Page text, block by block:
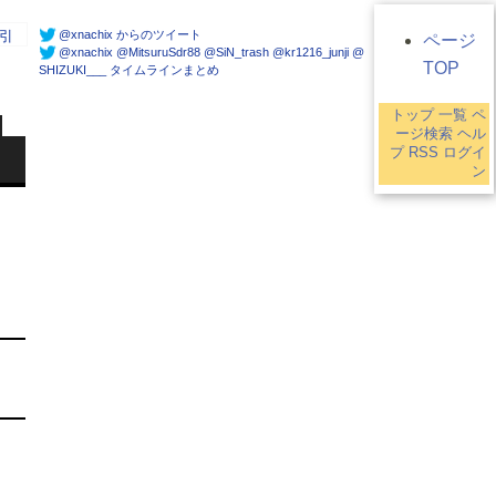
@xnachix からのツイート
@xnachix @MitsuruSdr88 @SiN_trash @kr1216_junji @
SHIZUKI___ タイムラインまとめ
ページ
TOP
トップ 一覧 ペ
ージ検索 ヘル
プ RSS ログイ
ン